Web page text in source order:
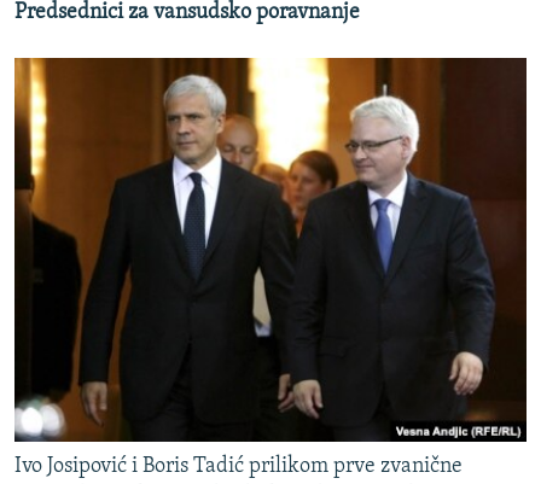
Predsednici za vansudsko poravnanje
Ivo Josipović i Boris Tadić prilikom prve zvanične